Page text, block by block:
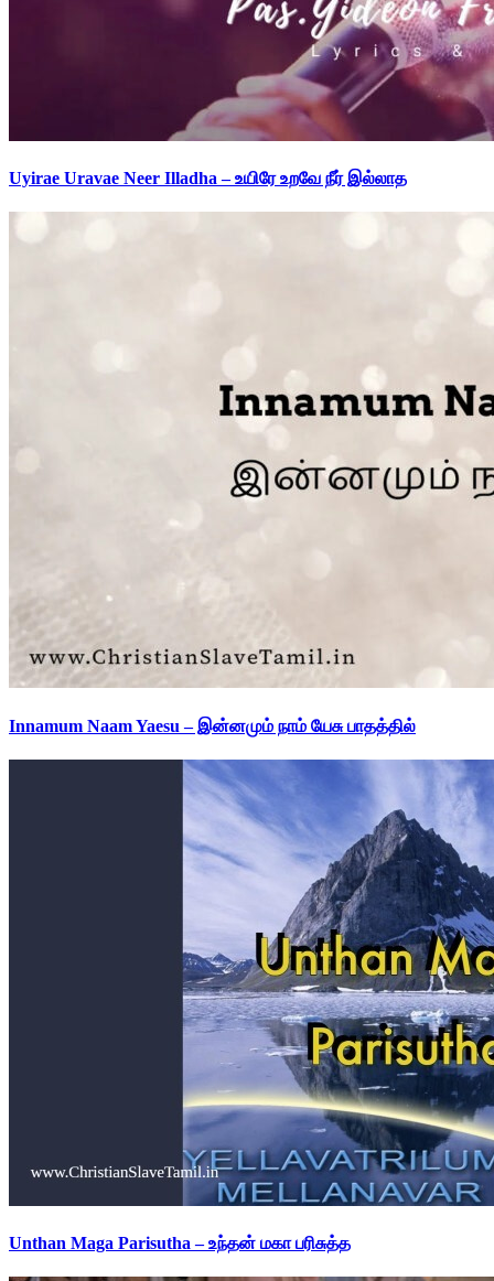
Uyirae Uravae Neer Illadha – உயிரே உறவே நீர் இல்லாத
Innamum Naam Yaesu – இன்னமும் நாம் யேசு பாதத்தில்
Unthan Maga Parisutha – உந்தன் மகா பரிசுத்த